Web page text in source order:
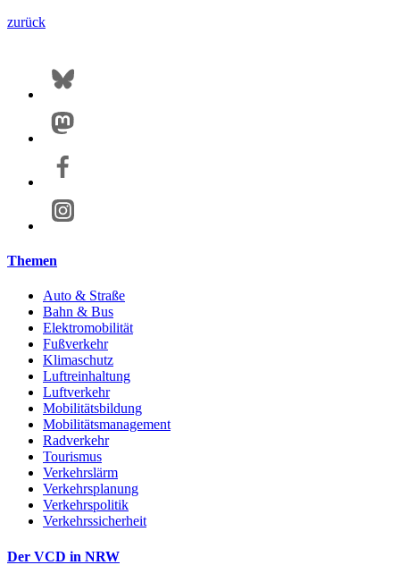
zurück
Themen
Auto & Straße
Bahn & Bus
Elektromobilität
Fußverkehr
Klimaschutz
Luftreinhaltung
Luftverkehr
Mobilitätsbildung
Mobilitätsmanagement
Radverkehr
Tourismus
Verkehrslärm
Verkehrsplanung
Verkehrspolitik
Verkehrssicherheit
Der VCD in NRW